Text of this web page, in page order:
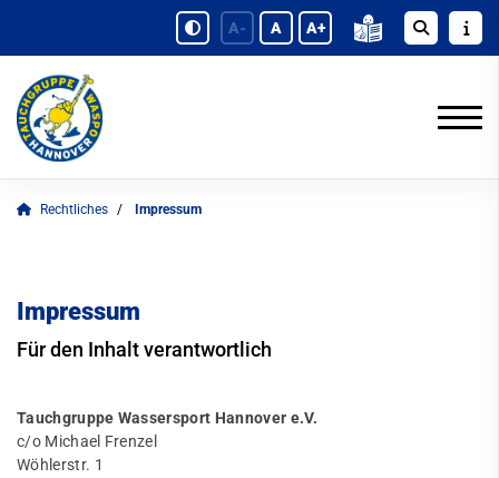
A- A A+
Rechtliches Impressum
Impressum
Für den Inhalt verantwortlich
Tauchgruppe Wassersport Hannover e.V.
c/o Michael Frenzel
Wöhlerstr. 1